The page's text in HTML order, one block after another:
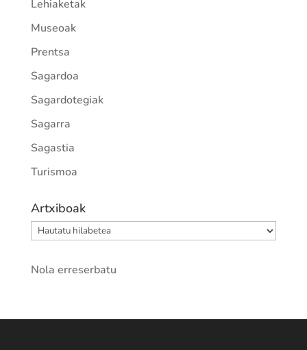
Lehiaketak
Museoak
Prentsa
Sagardoa
Sagardotegiak
Sagarra
Sagastia
Turismoa
Artxiboak
Artxiboak
Nola erreserbatu